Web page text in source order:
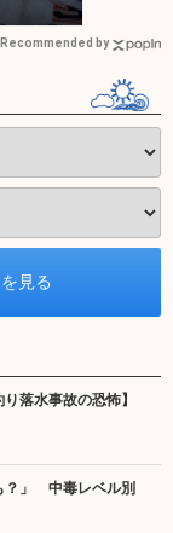
Recommended by
落水事故の恐怖】
？」 中毒レベル別